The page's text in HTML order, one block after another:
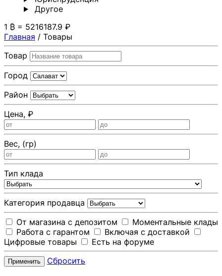
Другoе
1 ₿ = 5216187.9 ₽
Главная / Товары
Товар
Город
Район
Цена, ₽
Вес, (гр)
Тип клада
Категория продавца
От магазина с депозитом
Моментальные клады
Работа с гарантом
Включая с доставкой
Цифровые товары
Есть на форуме
Применить Сбросить